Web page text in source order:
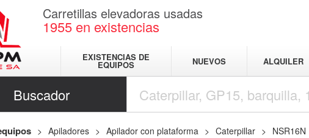
Carretillas elevadoras usadas
1955 en existencias
EXISTENCIAS DE
EQUIPOS NUEVOS ALQUILER
Buscador
Apiladores Apilador con plataforma Caterpillar NSR16N